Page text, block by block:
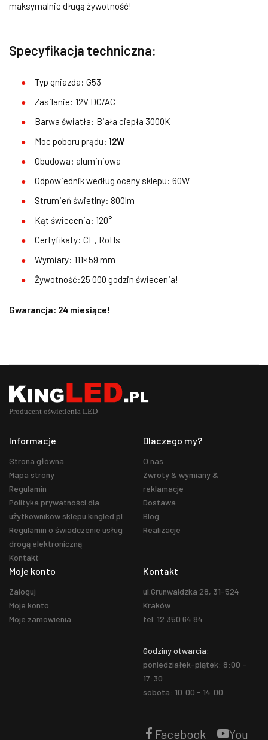
maksymalnie długą żywotność!
Specyfikacja techniczna:
Typ gniazda: G53
Zasilanie: 12V DC/AC
Barwa światła: Biała ciepła 3000K
Moc poboru prądu: 12W
Obudowa: aluminiowa
Odpowiednik według oceny sklepu: 60W
Strumień świetlny: 800lm
Kąt świecenia: 120°
Certyfikaty: CE, RoHs
Wymiary: 111× 59 mm
Żywotność:25 000 godzin świecenia!
Gwarancja: 24 miesiące!
Informacje
Strona główna
Mapa strony
Regulamin
Polityka prywatności dla
użytkowników sklepu kingled.pl
Regulamin o świadczenie usług
drogą elektroniczną
Kontakt
Dlaczego my?
O nas
Zwroty & wymiany &
reklamacje
Dostawa
Blog
Realizacje
Moje konto
Zaloguj
Moje konto
Moje zamówienia
Kontakt
ul.Grunwaldzka 28, 31-524
Kraków
tel. 12 350 64 84
Godziny otwarcia:
poniedziałek-piątek: 8:00 -
17:30
sobota: 10:00 - 14:00
Facebook You